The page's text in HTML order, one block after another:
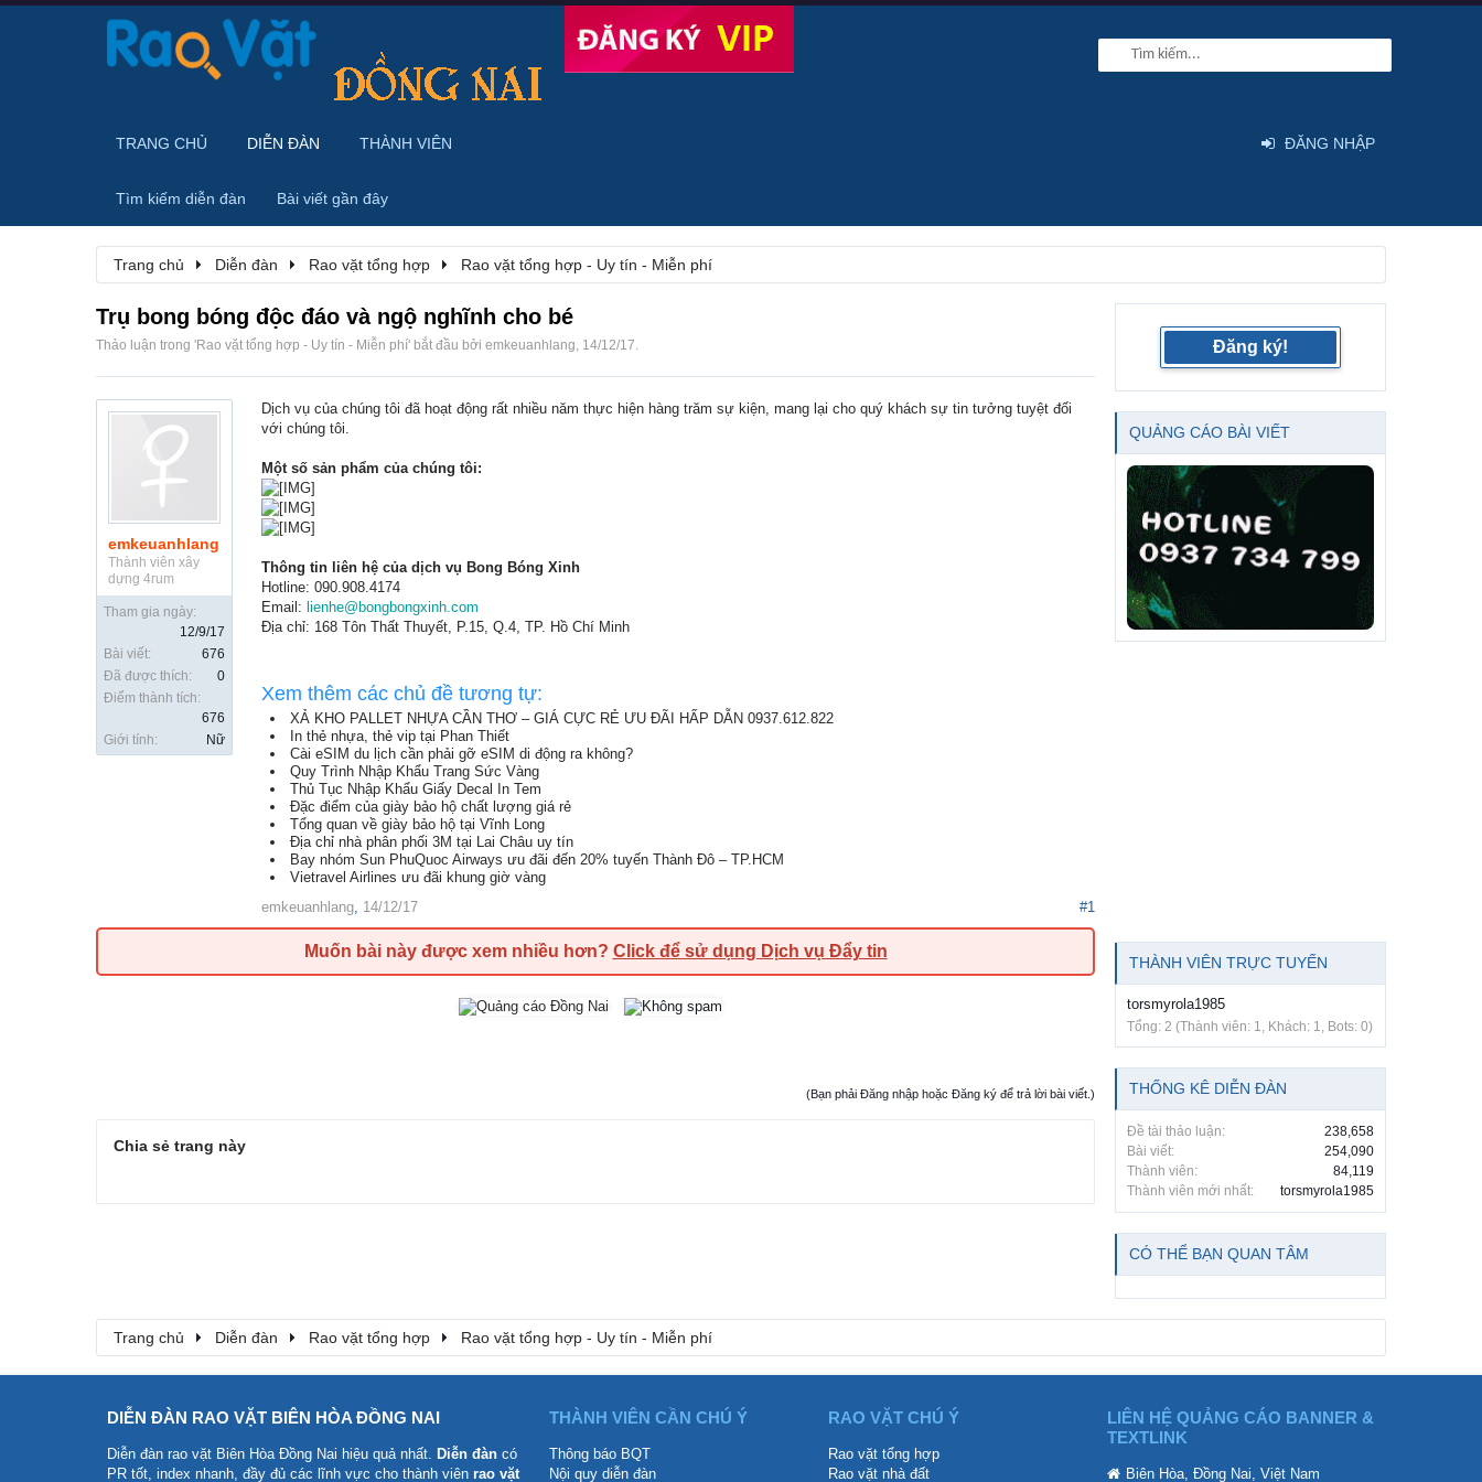
Trang chủ Diễn đàn Rao vặt tổng hợp Rao vặt tổng hợp - Uy tín - Miễn phí
Trụ bong bóng độc đáo và ngộ nghĩnh cho bé
Thảo luận trong 'Rao vặt tổng hợp - Uy tín - Miễn phí' bắt đầu bởi emkeuanhlang, 14/12/17.
emkeuanhlang
Thành viên xây
dựng 4rum
Tham gia ngày:
12/9/17
Bài viết:
676
Đã được thích:
0
Điểm thành tích:
676
Giới tính:
Nữ
Dịch vụ của chúng tôi đã hoạt động rất nhiều năm thực hiện hàng trăm sự kiện, mang lại cho quý khách sự tin tưởng tuyệt đối
với chúng tôi.
Một số sản phẩm của chúng tôi:
Thông tin liên hệ của dịch vụ Bong Bóng Xinh
Hotline: 090.908.4174
Email: lienhe@bongbongxinh.com
Địa chỉ: 168 Tôn Thất Thuyết, P.15, Q.4, TP. Hồ Chí Minh
Xem thêm các chủ đề tương tự:
XẢ KHO PALLET NHỰA CẦN THƠ – GIÁ CỰC RẺ ƯU ĐÃI HẤP DẪN 0937.612.822
In thẻ nhựa, thẻ vip tại Phan Thiết
Cài eSIM du lịch cần phải gỡ eSIM di động ra không?
Quy Trình Nhập Khẩu Trang Sức Vàng
Thủ Tục Nhập Khẩu Giấy Decal In Tem
Đặc điểm của giày bảo hộ chất lượng giá rẻ
Tổng quan về giày bảo hộ tại Vĩnh Long
Địa chỉ nhà phân phối 3M tại Lai Châu uy tín
Bay nhóm Sun PhuQuoc Airways ưu đãi đến 20% tuyến Thành Đô – TP.HCM
Vietravel Airlines ưu đãi khung giờ vàng
emkeuanhlang, 14/12/17 #1
Muốn bài này được xem nhiều hơn? Click để sử dụng Dịch vụ Đẩy tin
(Bạn phải Đăng nhập hoặc Đăng ký để trả lời bài viết.)
Chia sẻ trang này
Đăng ký!
QUẢNG CÁO BÀI VIẾT
THÀNH VIÊN TRỰC TUYẾN
torsmyrola1985
Tổng: 2 (Thành viên: 1, Khách: 1, Bots: 0)
THỐNG KÊ DIỄN ĐÀN
Đề tài thảo luận:
238,658
Bài viết:
254,090
Thành viên:
84,119
Thành viên mới nhất:
torsmyrola1985
CÓ THỂ BẠN QUAN TÂM
Trang chủ Diễn đàn Rao vặt tổng hợp Rao vặt tổng hợp - Uy tín - Miễn phí
TRANG CHỦ DIỄN ĐÀN
Tìm kiếm diễn đàn Bài viết gần đây
THÀNH VIÊN ĐĂNG NHẬP
DIỄN ĐÀN RAO VẶT BIÊN HÒA ĐỒNG NAI
Diễn đàn rao vặt Biên Hòa Đồng Nai hiệu quả nhất. Diễn đàn có
PR tốt, index nhanh, đầy đủ các lĩnh vực cho thành viên rao vặt
THÀNH VIÊN CẦN CHÚ Ý
Thông báo BQT
Nội quy diễn đàn
RAO VẶT CHÚ Ý
Rao vặt tổng hợp
Rao vặt nhà đất
LIÊN HỆ QUẢNG CÁO BANNER &
TEXTLINK
Biên Hòa, Đồng Nai, Việt Nam